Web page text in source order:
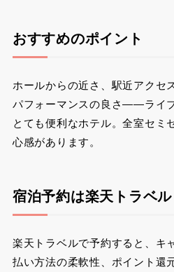
おすすめのポイント
ホールからの近さ、駅近アクセ
パフォーマンスの良さ――ライ
とても便利なホテル。全室セミ
心感があります。
宿泊予約は楽天トラベル
楽天トラベルで予約すると、キ
払い方法の柔軟性、ポイント還